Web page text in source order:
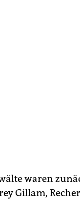
waren
Gillam,